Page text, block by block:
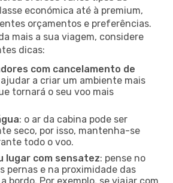
económica até à premium,
orçamentos e preferências.
mais a sua viagem, considere
dicas:
com cancelamento de
a criar um ambiente mais
tornará o seu voo mais
: o ar da cabina pode ser
seco, por isso, mantenha-se
todo o voo.
lugar com sensatez: pense no
pernas e na proximidade das